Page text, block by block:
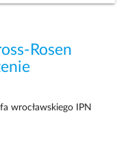
Rosen
wrocławskiego IPN